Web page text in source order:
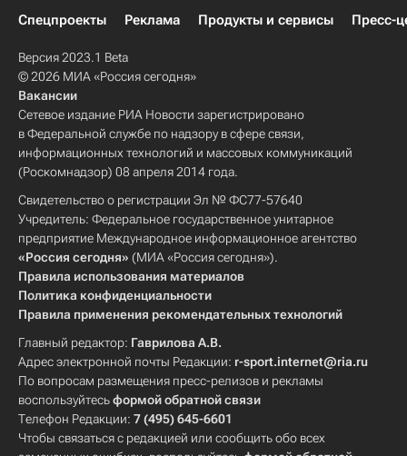
Спецпроекты
Реклама Продукты и сервисы Пресс-
Версия 2023.1 Beta
© 2026 МИА «Россия сегодня»
Вакансии
Сетевое издание РИА Новости зарегистрировано
в Федеральной службе по надзору в сфере связи,
информационных технологий и массовых коммуникаций
(Роскомнадзор) 08 апреля 2014 года.
Свидетельство о регистрации Эл № ФС77-57640
Учредитель: Федеральное государственное унитарное
предприятие Международное информационное агентство
«Россия сегодня» (МИА «Россия сегодня»).
Правила использования материалов
Политика конфиденциальности
Правила применения рекомендательных технологий
Главный редактор: Гаврилова А.В.
Адрес электронной почты Редакции: r-sport.internet@ria.ru
По вопросам размещения пресс-релизов и рекламы
воспользуйтесьформой обратной связи
Телефон Редакции: 7 (495) 645-6601
Чтобы связаться с редакцией или сообщить обо всех